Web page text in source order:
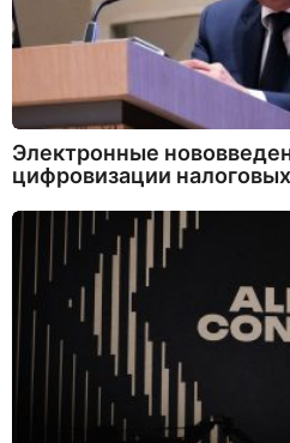
Электронные
цифровизации